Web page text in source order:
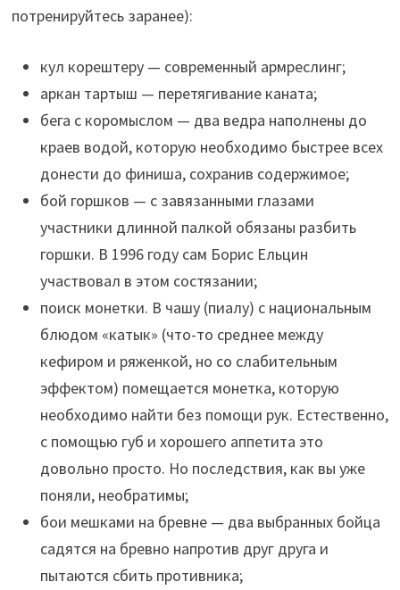
потренируйтесь заранее):
кул корештеру — современный армреслинг;
аркан тартыш — перетягивание каната;
бега с коромыслом — два ведра наполнены до
краев водой, которую необходимо быстрее всех
донести до финиша, сохранив содержимое;
бой горшков — с завязанными глазами
участники длинной палкой обязаны разбить
горшки. В 1996 году сам Борис Ельцин
участвовал в этом состязании;
поиск монетки. В чашу (пиалу) с национальным
блюдом «катык» (что-то среднее между
кефиром и ряженкой, но со слабительным
эффектом) помещается монетка, которую
необходимо найти без помощи рук. Естественно,
с помощью губ и хорошего аппетита это
довольно просто. Но последствия, как вы уже
поняли, необратимы;
бои мешками на бревне — два выбранных бойца
садятся на бревно напротив друг друга и
пытаются сбить противника;